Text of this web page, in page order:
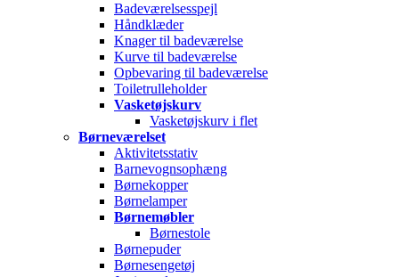
Badeværelsesspejl
Håndklæder
Knager til badeværelse
Kurve til badeværelse
Opbevaring til badeværelse
Toiletrulleholder
Vasketøjskurv
Vasketøjskurv i flet
Børneværelset
Aktivitetsstativ
Barnevognsophæng
Børnekopper
Børnelamper
Børnemøbler
Børnestole
Børnepuder
Børnesengetøj